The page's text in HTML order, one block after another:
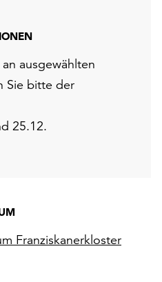
ausgewählten
Sie bitte der
25.12.
Franziskanerkloster